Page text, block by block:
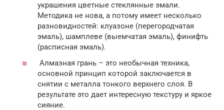
украшения цветные стеклянные эмали.
Методика не нова, а потому имеет несколько
разновидностей: клуазоне (перегородчатая
эмаль), шамплеве (выемчатая эмаль), финифть
(расписная эмаль).
Алмазная грань – это необычная техника,
основной принцип которой заключается в
снятии с металла тонкого верхнего слоя. В
результате это дает интересную текстуру и яркое
сияние.